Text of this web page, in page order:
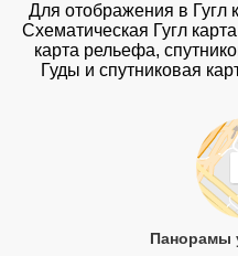
Для отображения в Гугл
Схематическая Гугл
карта рельефа,
Гуды и спутниковая
Панорамы